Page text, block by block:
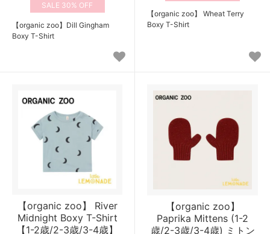
30%
【organic zoo】Dill Gingham
Boxy T-Shirt
【organic zoo】 Wheat Terry
Boxy T-Shirt
【organic zoo】 River
Midnight Boxy T-Shirt
【1-2歳/2-3歳/3-4歳】
【organic zoo】
Paprika Mittens (1-2
歳/2-3歳/3-4歳) ミトン